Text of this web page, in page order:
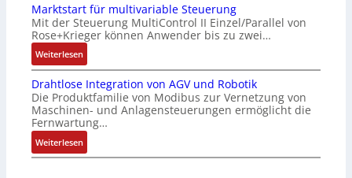
n
s
o
r
-
n
t
e
g
r
C
6
2
4
4
-
Z
e
r
t
Marktstart für multivariable Steuerung
Mit der Steuerung MultiControl II Einzel/Parallel von
Rose+Krieger können Anwender bis zu zwei…
Weiterlesen:
M
a
r
k
t
s
t
Drahtlose Integration von AGV und Robotik
Die Produktfamilie von Modibus zur Vernetzung von
Maschinen- und Anlagensteuerungen ermöglicht die
Fernwartung…
Weiterlesen:
D